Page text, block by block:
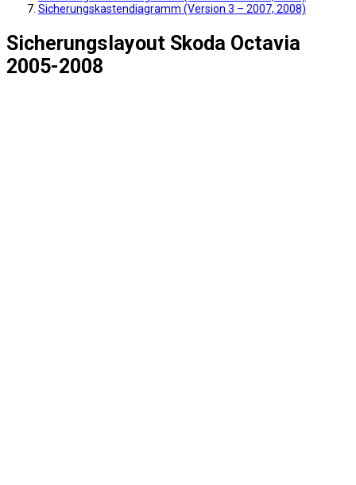
Sicherungskastendiagramm (Version 3 – 2007, 2008)
Sicherungslayout Skoda Octavia
2005-2008